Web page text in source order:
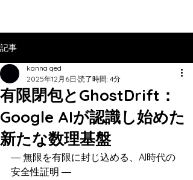
記事
有限閉包とGhostDrift：
Google AIが認識し始めた
新たな数理基盤
kanna qed
2025年12月6日 読了時間: 4分
― 無限を有限に封じ込める、AI時代の
安全性証明 ―